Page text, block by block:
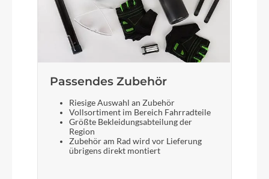
Passendes Zubehör
Riesige Auswahl an Zubehör
Vollsortiment im Bereich Fahrradteile
Größte Bekleidungsabteilung der
Region
Zubehör am Rad wird vor Lieferung
übrigens direkt montiert